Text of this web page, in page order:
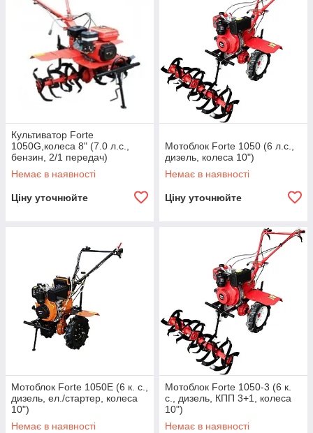
Культиватор Forte
1050G,колеса 8" (7.0 л.с.,
бензин, 2/1 передач)
Немає в наявності
Ціну уточнюйте
Мотоблок Forte 1050 (6 л.с.,
дизель, колеса 10")
Немає в наявності
Ціну уточнюйте
Мотоблок Forte 1050Е (6 к. с.,
дизель, ел./стартер, колеса
10")
Немає в наявності
Мотоблок Forte 1050-3 (6 к.
с., дизель, КПП 3+1, колеса
10")
Немає в наявності